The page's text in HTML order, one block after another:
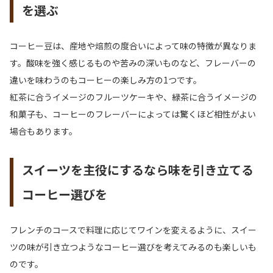
を選ぶ
コーヒー豆は、産地や焙煎の度合いによって味の特徴が異なりま
す。酸味を強く感じるものや苦みの深いものなど、フレーバーの
違いを味わうのもコーヒーの楽しみ方の1つです。
紅茶に合うイメージのフルーツケーキや、緑茶に合うイメージの
和菓子も、コーヒーのフレーバーによっては驚くほど相性がよい
場合もあります。
スイーツを主役にするなら味を引き立てる
コーヒー選びを
フレンチのコースで料理に応じてワインを変えるように、スイー
ツの味が引き立つようなコーヒー選びを考えてみるのも楽しいも
のです。